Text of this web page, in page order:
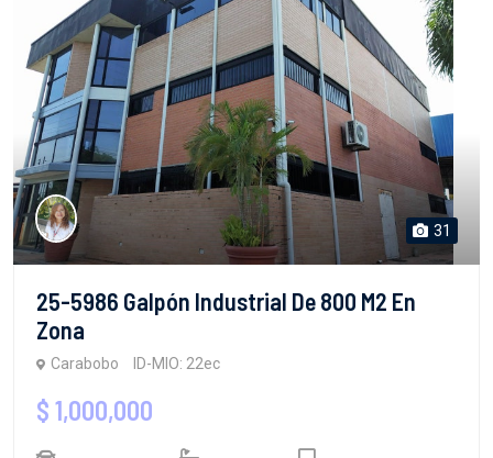
31
25-5986 Galpón Industrial De 800 M2 En
Zona
Carabobo ID-MIO: 22ec
$ 1,000,000